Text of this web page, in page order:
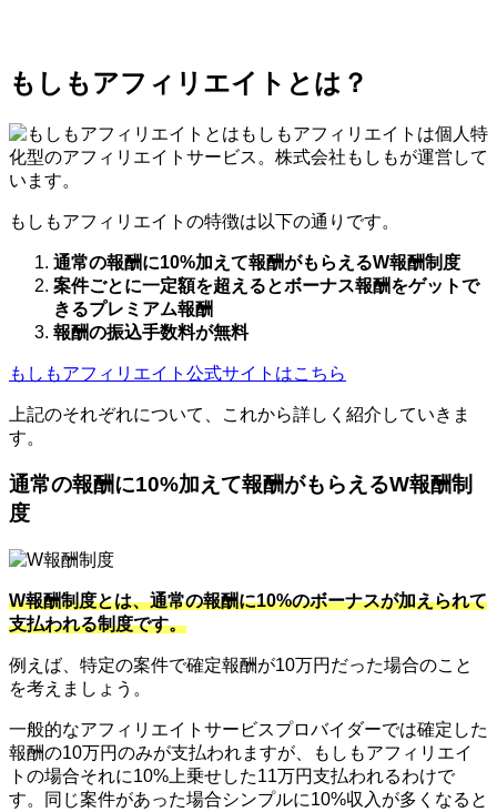
もしもアフィリエイトとは？
もしもアフィリエイトは個人特
化型のアフィリエイトサービス。株式会社もしもが運営して
います。
もしもアフィリエイトの特徴は以下の通りです。
通常の報酬に10%加えて報酬がもらえるW報酬制度
案件ごとに一定額を超えるとボーナス報酬をゲットで
きるプレミアム報酬
報酬の振込手数料が無料
もしもアフィリエイト公式サイトはこちら
上記のそれぞれについて、これから詳しく紹介していきま
す。
通常の報酬に10%加えて報酬がもらえるW報酬制
度
W報酬制度とは、通常の報酬に10%のボーナスが加えられて
支払われる制度です。
例えば、特定の案件で確定報酬が10万円だった場合のこと
を考えましょう。
一般的なアフィリエイトサービスプロバイダーでは確定した
報酬の10万円のみが支払われますが、もしもアフィリエイ
トの場合それに10%上乗せした11万円支払われるわけで
す。同じ案件があった場合シンプルに10%収入が多くなると